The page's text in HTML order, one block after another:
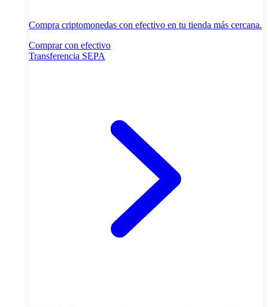
Compra criptomonedas con efectivo en tu tienda más cercana.
Comprar con efectivo
Transferencia SEPA